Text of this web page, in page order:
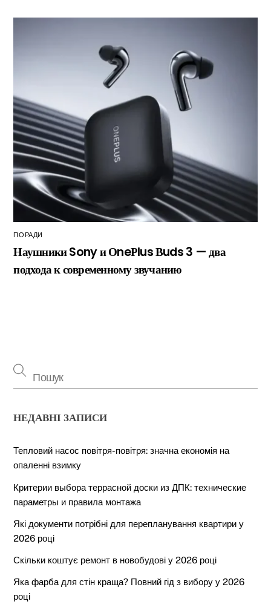
ПОРАДИ
Наушники Sony и ОneРlus Вuds 3 — два
подхода к современному звучанию
НЕДАВНІ ЗАПИСИ
Тепловий насос повітря-повітря: значна економія на
опаленні взимку
Критерии выбора террасной доски из ДПК: технические
параметры и правила монтажа
Які документи потрібні для перепланування квартири у
2026 році
Скільки коштує ремонт в новобудові у 2026 році
Яка фарба для стін краща? Повний гід з вибору у 2026
році